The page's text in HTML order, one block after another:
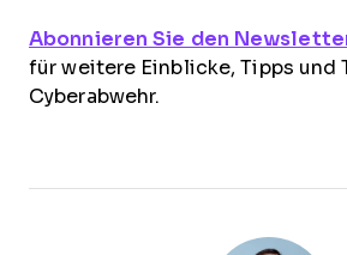
Abonnieren Sie den
für weitere Einblicke, Tipps und
Cyberabwehr.